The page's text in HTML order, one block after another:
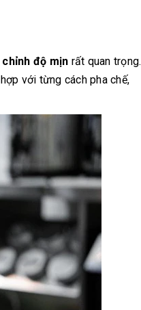
độ mịn rất quan trọng.
với từng cách pha chế,